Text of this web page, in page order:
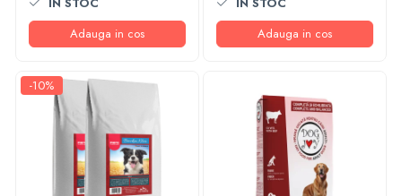
Adauga in cos
Adauga in cos
-10%